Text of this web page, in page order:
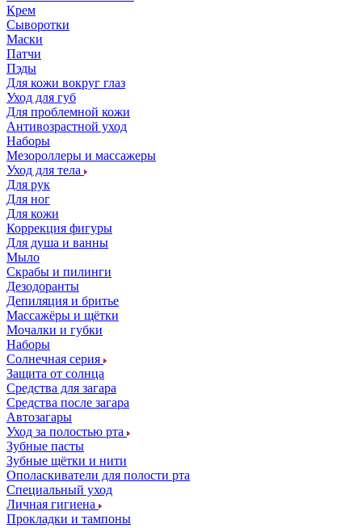
Крем
Сыворотки
Маски
Патчи
Пэды
Для кожи вокруг глаз
Уход для губ
Для проблемной кожи
Антивозрастной уход
Наборы
Мезороллеры и массажеры
Уход для тела
Для рук
Для ног
Для кожи
Коррекция фигуры
Для душа и ванны
Мыло
Скрабы и пилинги
Дезодоранты
Депиляция и бритье
Массажёры и щётки
Мочалки и губки
Наборы
Солнечная серия
Защита от солнца
Средства для загара
Средства после загара
Автозагары
Уход за полостью рта
Зубные пасты
Зубные щётки и нити
Ополаскиватели для полости рта
Специальный уход
Личная гигиена
Прокладки и тампоны